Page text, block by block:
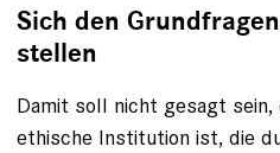
Sich den
stellen
Damit soll nicht gesagt sein,
ethische Institution ist, die